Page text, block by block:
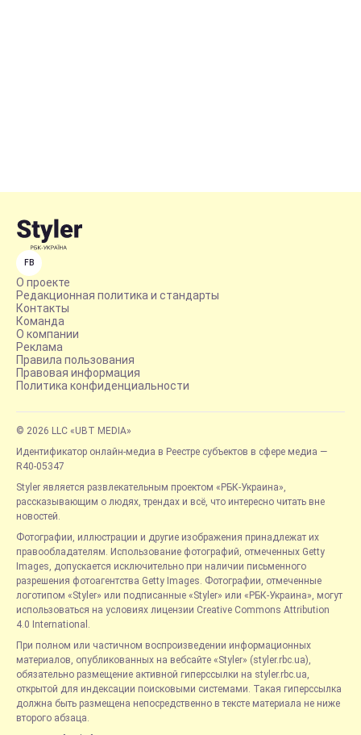
FB
О проекте
Редакционная политика и стандарты
Контакты
Команда
О компании
Реклама
Правила пользования
Правовая информация
Политика конфиденциальности
© 2026 LLC «UBT MEDIA»
Идентификатор онлайн-медиа в Реестре субъектов в сфере медиа —
R40-05347
Styler является развлекательным проектом «РБК-Украина»,
рассказывающим о людях, трендах и всё, что интересно читать вне
новостей.
Фотографии, иллюстрации и другие изображения принадлежат их
правообладателям. Использование фотографий, отмеченных Getty
Images, допускается исключительно при наличии письменного
разрешения фотоагентства Getty Images. Фотографии, отмеченные
логотипом «Styler» или подписанные «Styler» или «РБК-Украина», могут
использоваться на условиях лицензии Creative Commons Attribution
4.0 International.
При полном или частичном воспроизведении информационных
материалов, опубликованных на вебсайте «Styler» (styler.rbc.ua),
обязательно размещение активной гиперссылки на styler.rbc.ua,
открытой для индексации поисковыми системами. Такая гиперссылка
должна быть размещена непосредственно в тексте материала не ниже
второго абзаца.